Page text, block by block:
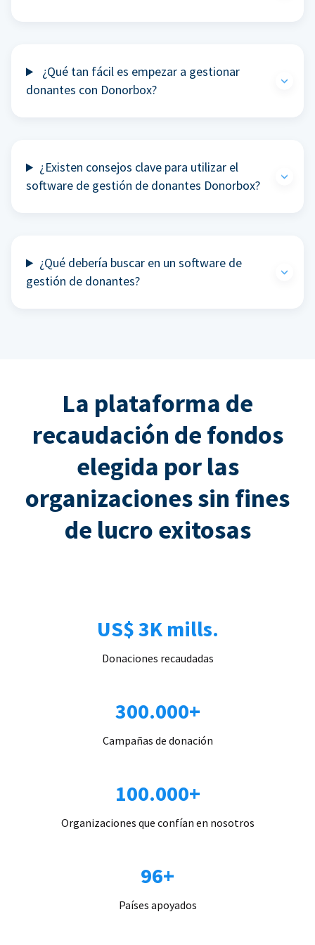
¿Qué tan fácil es empezar a gestionar
donantes con Donorbox?
¿Existen consejos clave para utilizar el
software de gestión de donantes Donorbox?
¿Qué debería buscar en un software de
gestión de donantes?
La plataforma de
recaudación de fondos
elegida por las
organizaciones sin fines
de lucro exitosas
US$ 3K mills.
Donaciones recaudadas
300.000+
Campañas de donación
100.000+
Organizaciones que confían en nosotros
96+
Países apoyados